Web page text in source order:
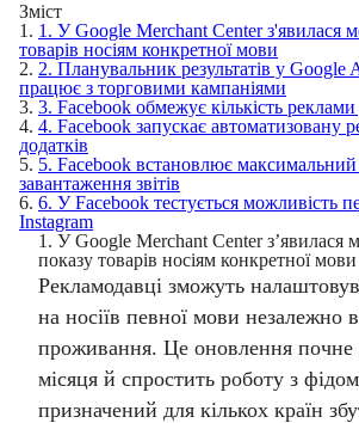
Зміст
1. 1. У Google Merchant Center з'явилася
товарів носіям конкретної мови
2. 2. Планувальник результатів у Google
працює з торговими кампаніями
3. 3. Facebook обмежує кількість реклами
4. 4. Facebook запускає автоматизовану
додатків
5. 5. Facebook встановлює максимальний
завантаження звітів
6. 6. У Facebook тестується можливість
Instagram
1. У Google Merchant Center з’явилася
показу товарів носіям конкретної мови
Рекламодавці зможуть
на носіїв певної мови незалежно
проживання. Це оновлення почне
місяця й спростить роботу з
призначений для кількох країн